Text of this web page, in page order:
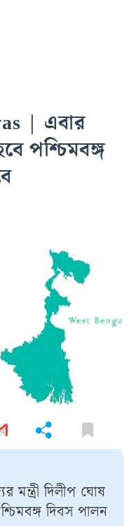
| এবার
পশ্চিমবঙ্গ
মন্ত্রী দিলীপ ঘোষ
দিবস পালন